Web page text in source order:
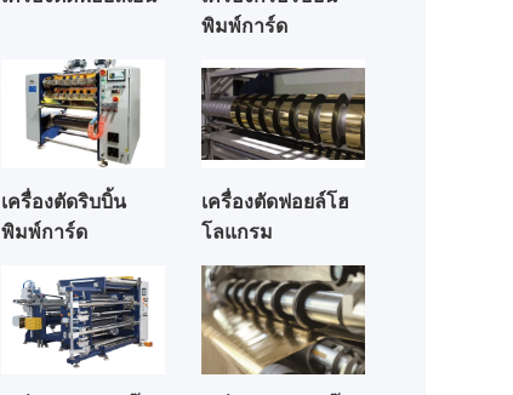
พิมพ์การ์ด
เครื่องตัดริบบิ้น
พิมพ์การ์ด
เครื่องตัดฟอยล์โฮ
โลแกรม